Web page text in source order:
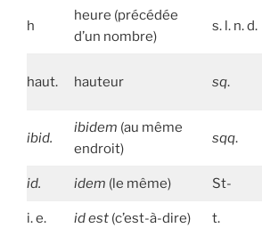
h
heure (précédée
d’un nombre)
s. l. n. d.
haut. hauteur sq.
ibid.
ibidem (au même
endroit)
sqq.
id. idem (le même) St-
i. e. id est(c’est-à-dire) t.